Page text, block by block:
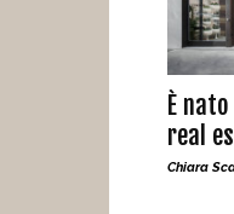
È
real
Chiara